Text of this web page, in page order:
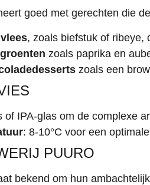
goed met gerechten die
, zoals biefstuk of ribeye,
zoals paprika en
zoals een
of IPA-glas om de complexe
: 8-10°C voor een
PUURO
bekend om hun